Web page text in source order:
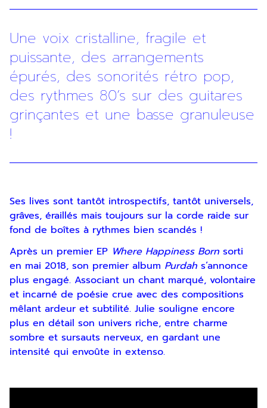
Une voix cristalline, fragile et
puissante, des arrangements
épurés, des sonorités rétro pop,
des rythmes 80’s sur des guitares
grinçantes et une basse granuleuse
!
Ses lives sont tantôt introspectifs, tantôt universels,
grâves, éraillés mais toujours sur la corde raide sur
fond de boîtes à rythmes bien scandés !
Après un premier EP Where Happiness Born sorti
en mai 2018, son premier album Purdah s’annonce
plus engagé. Associant un chant marqué, volontaire
et incarné de poésie crue avec des compositions
mêlant ardeur et subtilité. Julie souligne encore
plus en détail son univers riche, entre charme
sombre et sursauts nerveux, en gardant une
intensité qui envoûte in extenso.